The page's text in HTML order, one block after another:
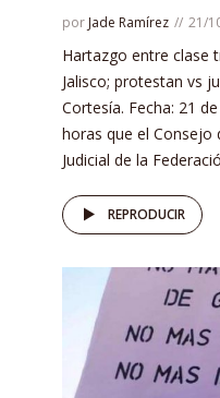
por Jade Ramírez 21/
Hartazgo entre clase
Jalisco; protestan vs
Cortesía. Fecha: 21
horas que el Consejo
Judicial de la
REPRODUCIR